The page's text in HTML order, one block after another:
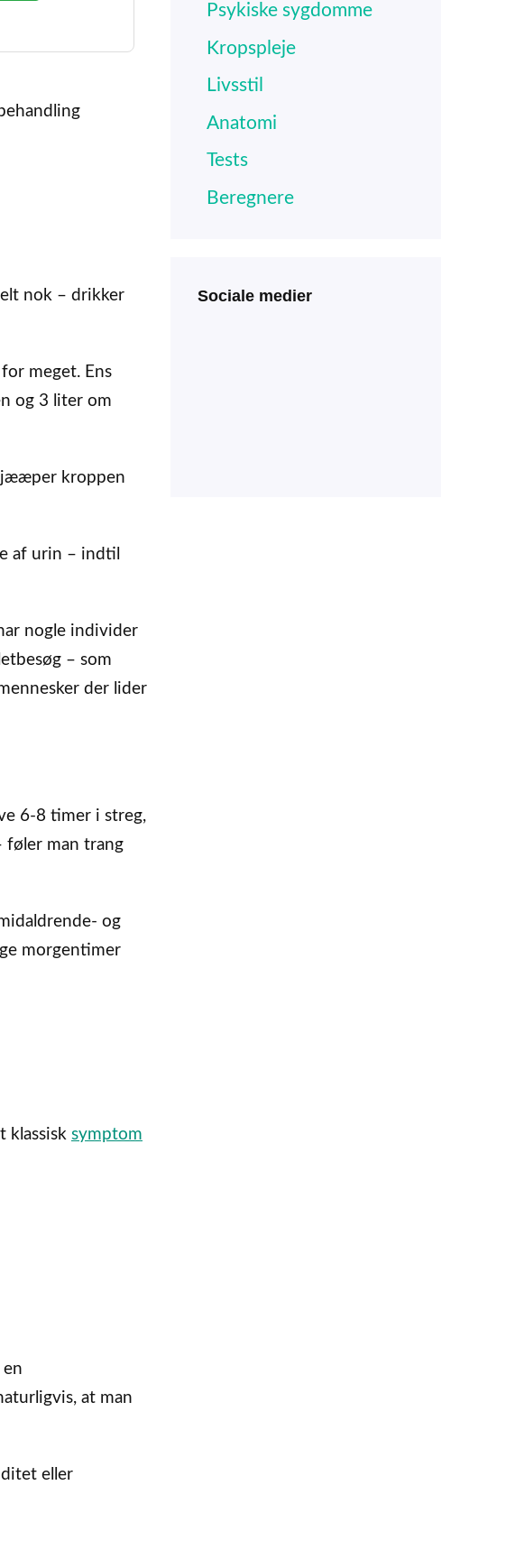
nok – drikker
meget. Ens
og 3 liter om
kroppen
af urin – indtil
nogle individer
– som
der lider
6-8 timer i streg,
føler man trang
og
morgentimer
klassisk symptom
at man
eller
Psykiske sygdomme
Kropspleje
Livsstil
Anatomi
Tests
Beregnere
Sociale medier